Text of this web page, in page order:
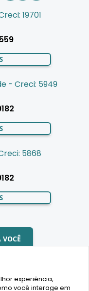
19701
- Creci: 5949
5868
Imobiliária LTDA -
experiência,
você interage em